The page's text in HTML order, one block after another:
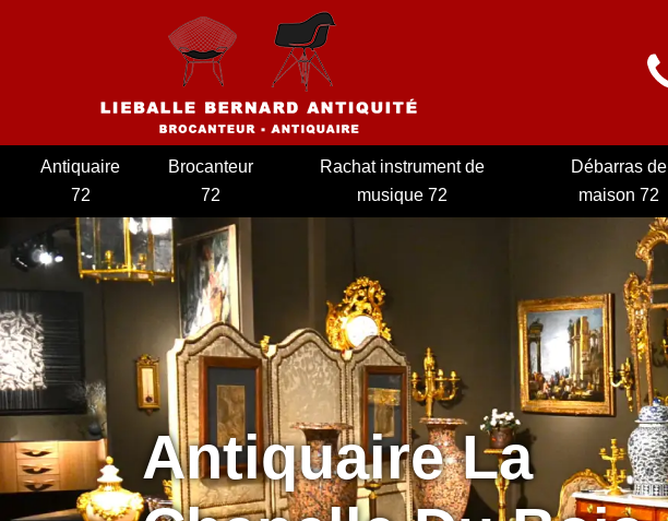
Antiquaire
72
Brocanteur
72
Rachat instrument de
musique 72
Débarras de
maison 72
Antiquaire La